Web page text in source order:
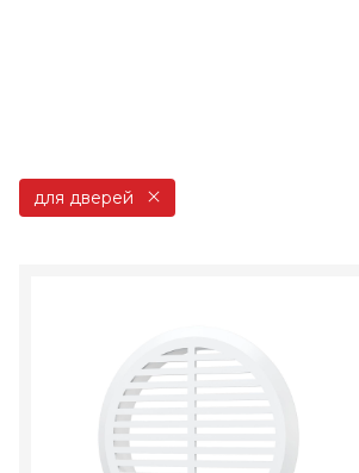
для дверей